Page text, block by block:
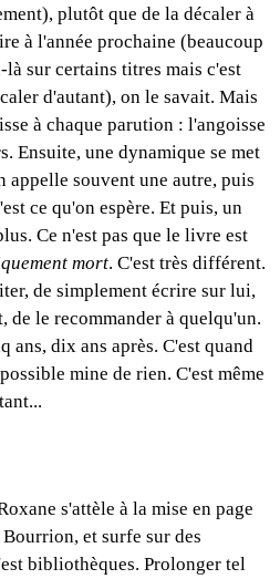
plutôt que de la décaler à
à l'année prochaine (beaucoup
sur certains titres mais c'est
d'autant), on le savait. Mais
à chaque parution : l'angoisse
Ensuite, une dynamique se met
appelle souvent une autre, puis
ce qu'on espère. Et puis, un
Ce n'est pas que le livre est
mort. C'est très différent.
de simplement écrire sur lui,
de le recommander à quelqu'un.
ans, dix ans après. C'est quand
mine de rien. C'est même
s'attèle à la mise en page
et surfe sur des
bibliothèques. Prolonger tel